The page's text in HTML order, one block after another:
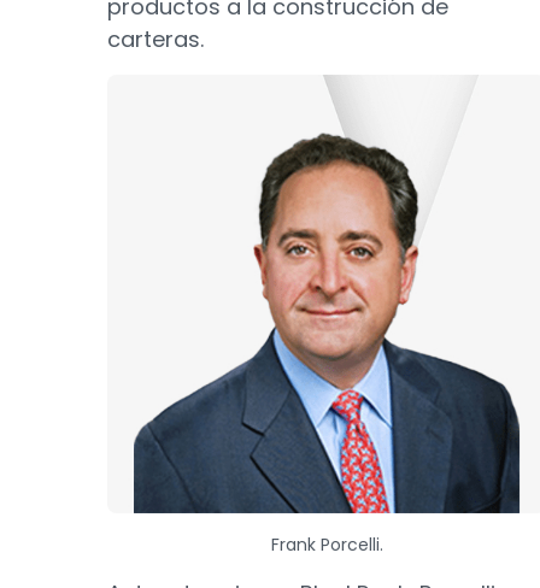
productos a la construcción de
carteras.
Frank Porcelli.